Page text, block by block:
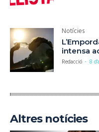
Notícies
intensa
Redacció - 8
Altres notícies